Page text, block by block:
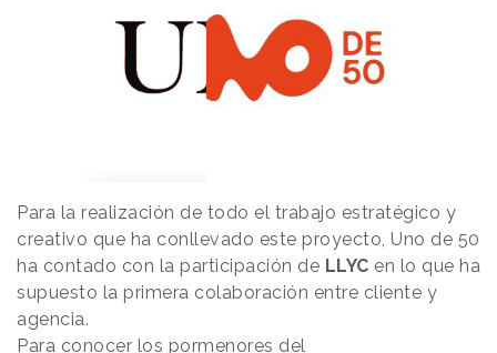
Para la realización de todo el trabajo estratégico y
creativo que ha conllevado este proyecto, Uno de 50
ha contado con la participación de LLYC en lo que ha
supuesto la primera colaboración entre cliente y
agencia.
Para conocer los pormenores del